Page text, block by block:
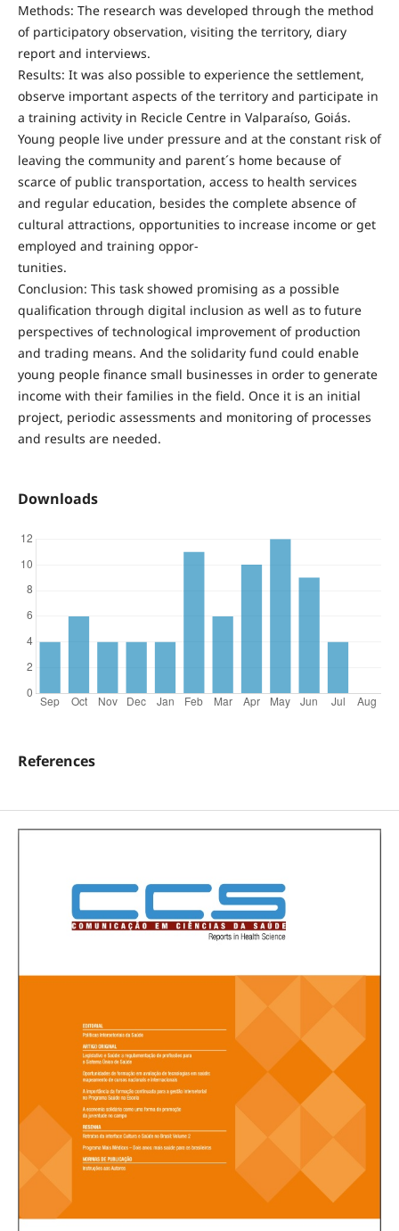
Methods: The research was developed through the method
of participatory observation, visiting the territory, diary
report and interviews.
Results: It was also possible to experience the settlement,
observe important aspects of the territory and participate in
a training activity in Recicle Centre in Valparaíso, Goiás.
Young people live under pressure and at the constant risk of
leaving the community and parent´s home because of
scarce of public transportation, access to health services
and regular education, besides the complete absence of
cultural attractions, opportunities to increase income or get
employed and training oppor‑
tunities.
Conclusion: This task showed promising as a possible
qualification through digital inclusion as well as to future
perspectives of technological improvement of production
and trading means. And the solidarity fund could enable
young people finance small businesses in order to generate
income with their families in the field. Once it is an initial
project, periodic assessments and monitoring of processes
and results are needed.
Downloads
References